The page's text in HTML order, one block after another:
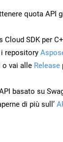
quota API
Cloud SDK per
repository
o vai alle Release
basato su
di più sull’